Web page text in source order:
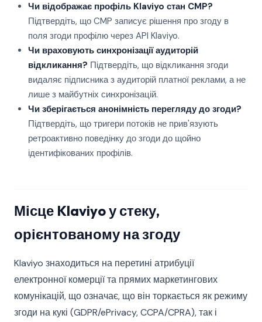
Чи відображає профіль Klaviyo стан CMP?
Підтвердіть, що CMP записує рішення про згоду в
поля згоди профілю через API Klaviyo.
Чи враховують синхронізації аудиторій
відкликання? Підтвердіть, що відкликання згоди
видаляє підписника з аудиторій платної реклами, а не
лише з майбутніх синхронізацій.
Чи зберігається анонімність перегляду до згоди?
Підтвердіть, що тригери потоків не прив'язують
ретроактивно поведінку до згоди до щойно
ідентифікованих профілів.
Місце Klaviyo у стеку,
орієнтованому на згоду
Klaviyo знаходиться на перетині атрибуції
електронної комерції та прямих маркетингових
комунікацій, що означає, що він торкається як режиму
згоди на кукі (GDPR/ePrivacy, CCPA/CPRA), так і